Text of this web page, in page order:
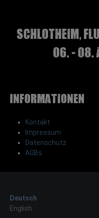
Schlotheim,
06. -
Informationen
Kontakt
Impressum
Datenschutz
AGBs
Deutsch
English